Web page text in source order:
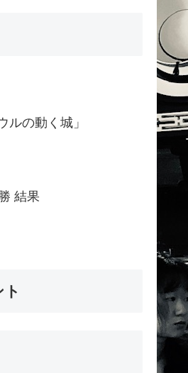
ルの動く城」
結果